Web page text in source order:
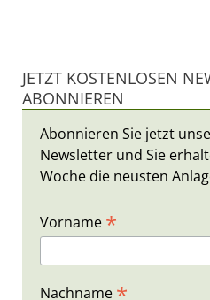
JETZT KOSTENLOSEN
ABONNIEREN
Abonnieren Sie jetzt
Newsletter und Sie
Woche die neusten
Vorname *
Nachname